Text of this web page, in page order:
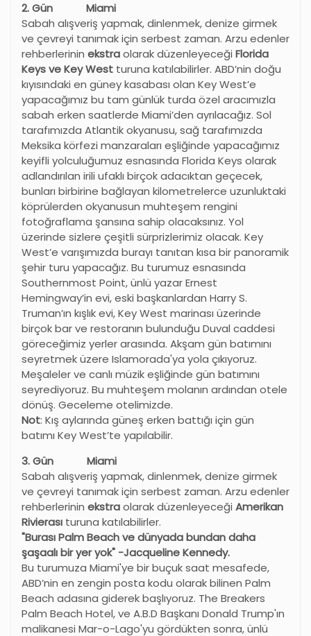
2. Gün Miami
Sabah alışveriş yapmak, dinlenmek, denize girmek
ve çevreyi tanımak için serbest zaman. Arzu edenler
rehberlerinin ekstraolarak düzenleyeceği Florida
Keys ve Key West turuna katılabilirler. ABD’nin doğu
kıyısındaki en güney kasabası olan Key West’e
yapacağımız bu tam günlük turda özel aracımızla
sabah erken saatlerde Miami’den ayrılacağız. Sol
tarafımızda Atlantik okyanusu, sağ tarafımızda
Meksika körfezi manzaraları eşliğinde yapacağımız
keyifli yolculuğumuz esnasında Florida Keys olarak
adlandırılan irili ufaklı birçok adacıktan geçecek,
bunları birbirine bağlayan kilometrelerce uzunluktaki
köprülerden okyanusun muhteşem rengini
fotoğraflama şansına sahip olacaksınız. Yol
üzerinde sizlere çeşitli sürprizlerimiz olacak. Key
West’e varışımızda burayı tanıtan kısa bir panoramik
şehir turu yapacağız. Bu turumuz esnasında
Southernmost Point, ünlü yazar Ernest
Hemingway’in evi, eski başkanlardan Harry S.
Truman’ın kışlık evi, Key West marinası üzerinde
birçok bar ve restoranın bulunduğu Duval caddesi
göreceğimiz yerler arasında. Akşam gün batımını
seyretmek üzere Islamorada'ya yola çıkıyoruz.
Meşaleler ve canlı müzik eşliğinde gün batımını
seyrediyoruz. Bu muhteşem molanın ardından otele
dönüş. Geceleme otelimizde.
Not: Kış aylarında güneş erken battığı için gün
batımı Key West’te yapılabilir.
3. Gün Miami
Sabah alışveriş yapmak, dinlenmek, denize girmek
ve çevreyi tanımak için serbest zaman. Arzu edenler
rehberlerinin ekstraolarak düzenleyeceği Amerikan
Rivierası turuna katılabilirler.
"Burası Palm Beach ve dünyada bundan daha
şaşaalı bir yer yok" -Jacqueline Kennedy.
Bu turumuza Miami'ye bir buçuk saat mesafede,
ABD’nin en zengin posta kodu olarak bilinen Palm
Beach adasına giderek başlıyoruz. The Breakers
Palm Beach Hotel, ve A.B.D Başkanı Donald Trump'ın
malikanesi Mar-o-Lago'yu gördükten sonra, ünlü